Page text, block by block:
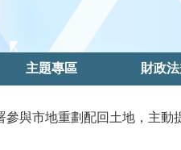
主題專區 財政
參與市地重劃配回土地，主